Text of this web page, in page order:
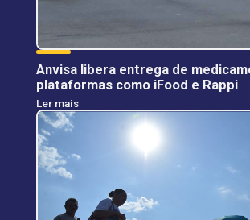
Anvisa libera entrega de
plataformas como iFood e Rappi
Ler mais